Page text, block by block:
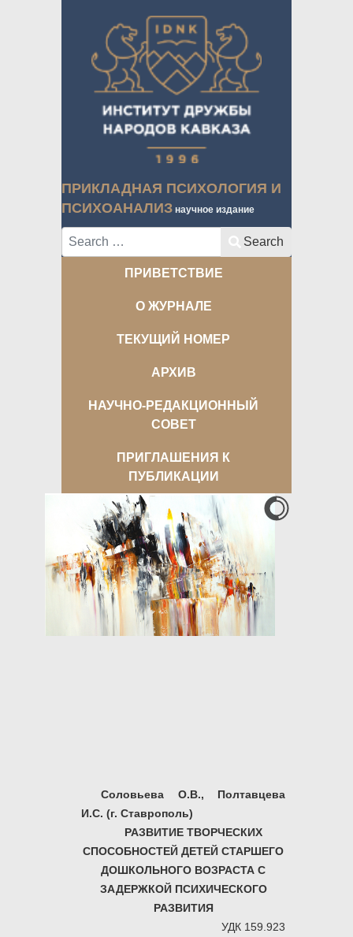
ПРИКЛАДНАЯ ПСИХОЛОГИЯ И
ПСИХОАНАЛИЗ научное издание
Search Search
ПРИВЕТСТВИЕ
О ЖУРНАЛЕ
ТЕКУЩИЙ НОМЕР
АРХИВ
НАУЧНО-РЕДАКЦИОННЫЙ
СОВЕТ
ПРИГЛАШЕНИЯ К
ПУБЛИКАЦИИ
Соловьева О.В., Полтавцева
И.С. (г. Ставрополь)
РАЗВИТИЕ ТВОРЧЕСКИХ
СПОСОБНОСТЕЙ ДЕТЕЙ СТАРШЕГО
ДОШКОЛЬНОГО ВОЗРАСТА С
ЗАДЕРЖКОЙ ПСИХИЧЕСКОГО
РАЗВИТИЯ
УДК 159.923